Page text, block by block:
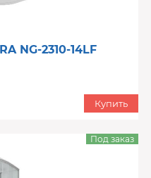
NG-2310-14LF
Купить
Под заказ